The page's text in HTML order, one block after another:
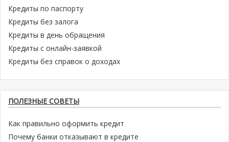
Кредиты по паспорту
Кредиты без залога
Кредиты в день обращения
Кредиты с онлайн-заявкой
Кредиты без справок о доходах
ПОЛЕЗНЫЕ СОВЕТЫ
Как правильно оформить кредит
Почему банки отказывают в кредите